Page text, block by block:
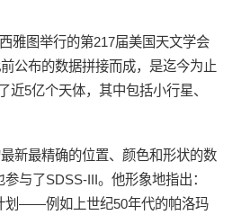
图举行的第217届美国天文学会
公布的数据拼接而成，是迄今为止
近5亿个天体，其中包括小行星、
最精确的位置、颜色和形状的数
与了SDSS-III。他形象地指出：
划——例如上世纪50年代的帕洛玛